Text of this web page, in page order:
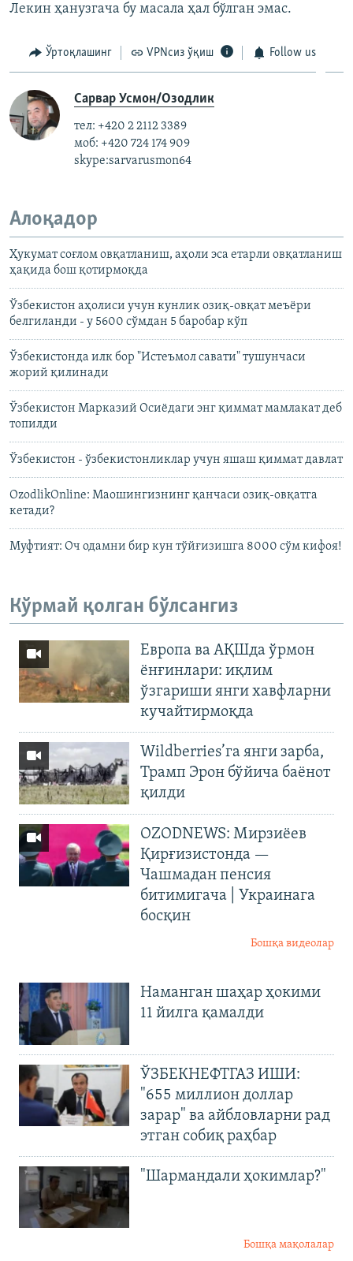
Лекин ҳанузгача бу масала ҳал бўлган эмас.
Ўртоқлашинг VPNсиз ўқиш Follow us
Сарвар Усмон/Озодлик
тел: +420 2 2112 3389
моб: +420 724 174 909
skype:sarvarusmon64
Алоқадор
Ҳукумат соғлом овқатланиш, аҳоли эса етарли овқатланиш
ҳақида бош қотирмоқда
Ўзбекистон аҳолиси учун кунлик озиқ-овқат меъёри
белгиланди - у 5600 сўмдан 5 баробар кўп
Ўзбекистонда илк бор "Истеъмол савати" тушунчаси
жорий қилинади
Ўзбекистон Марказий Осиёдаги энг қиммат мамлакат деб
топилди
Ўзбекистон - ўзбекистонликлар учун яшаш қиммат давлат
OzodlikOnline: Маошингизнинг қанчаси озиқ-овқатга
кетади?
Муфтият: Оч одамни бир кун тўйғизишга 8000 сўм кифоя!
Кўрмай қолган бўлсангиз
Европа ва АҚШда ўрмон
ёнғинлари: иқлим
ўзгариши янги хавфларни
кучайтирмоқда
Wildberries’га янги зарба,
Трамп Эрон бўйича баёнот
қилди
OZODNEWS: Мирзиёев
Қирғизистонда —
Чашмадан пенсия
битимигача | Украинага
босқин
Бошқа видеолар
Наманган шаҳар ҳокими
11 йилга қамалди
ЎЗБЕКНЕФТГАЗ ИШИ:
"655 миллион доллар
зарар" ва айбловларни рад
этган собиқ раҳбар
"Шармандали ҳокимлар?"
Бошқа мақолалар